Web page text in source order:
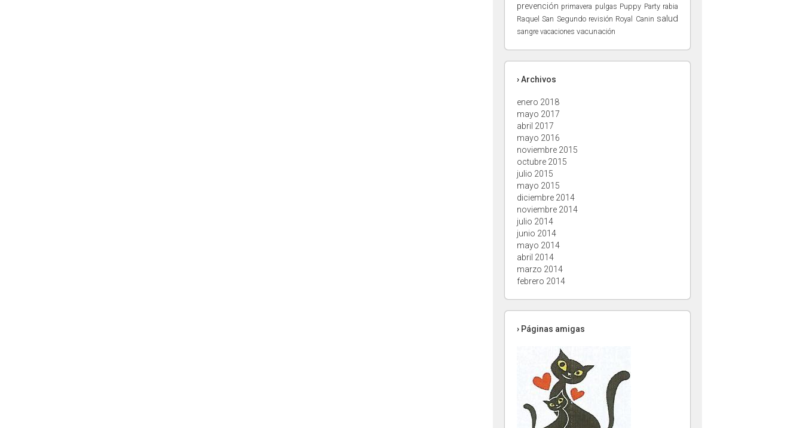
prevención primavera pulgas Puppy Party rabia
Raquel San Segundo revisión Royal Canin salud
sangre vacaciones vacunación
› Archivos
enero 2018
mayo 2017
abril 2017
mayo 2016
noviembre 2015
octubre 2015
julio 2015
mayo 2015
diciembre 2014
noviembre 2014
julio 2014
junio 2014
mayo 2014
abril 2014
marzo 2014
febrero 2014
› Páginas amigas